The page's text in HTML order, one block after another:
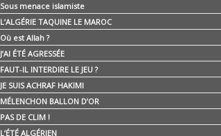
Sous menace islamiste
L’ALGÉRIE TAQUINE LE MAROC
Où est Allah ?
J’AI ÉTÉ AGRESSÉE
FAUT-IL INTERDIRE LE JEU ?
JE SUIS ACHRAF HAKIMI
MÉLENCHON BALLON D’OR
PAS DE CLIM !
L’ÉTÉ ALGÉRIEN